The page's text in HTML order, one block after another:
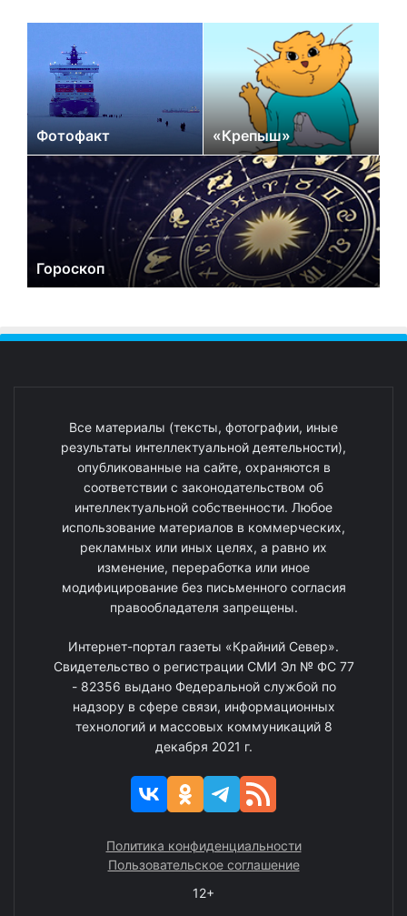
Фотофакт «Крепыш»
Гороскоп
Все материалы (тексты, фотографии, иные
результаты интеллектуальной деятельности),
опубликованные на сайте, охраняются в
соответствии с законодательством об
интеллектуальной собственности. Любое
использование материалов в коммерческих,
рекламных или иных целях, а равно их
изменение, переработка или иное
модифицирование без письменного согласия
правообладателя запрещены.
Интернет-портал газеты «Крайний Север».
Свидетельство о регистрации СМИ Эл № ФС 77
- 82356 выдано Федеральной службой по
надзору в сфере связи, информационных
технологий и массовых коммуникаций 8
декабря 2021 г.
Политика конфиденциальности
Пользовательское соглашение
12+